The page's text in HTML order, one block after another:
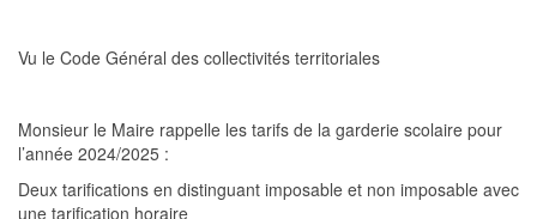
Vu le Code Général des collectivités territoriales
Monsieur le Maire rappelle les tarifs de la garderie scolaire pour
l’année 2024/2025 :
Deux tarifications en distinguant imposable et non imposable avec
une tarification horaire